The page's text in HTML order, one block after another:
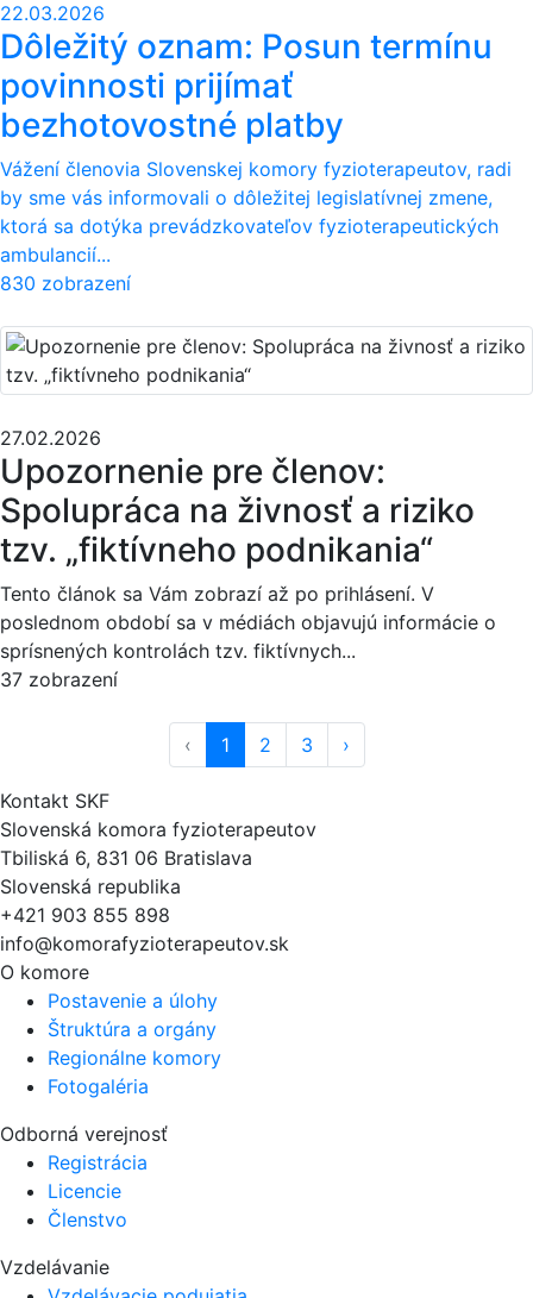
22.03.2026
Dôležitý oznam: Posun termínu
povinnosti prijímať
bezhotovostné platby
Vážení členovia Slovenskej komory fyzioterapeutov, radi
by sme vás informovali o dôležitej legislatívnej zmene,
ktorá sa dotýka prevádzkovateľov fyzioterapeutických
ambulancií...
830 zobrazení
27.02.2026
Upozornenie pre členov:
Spolupráca na živnosť a riziko
tzv. „fiktívneho podnikania“
Tento článok sa Vám zobrazí až po prihlásení. V
poslednom období sa v médiách objavujú informácie o
sprísnených kontrolách tzv. fiktívnych...
37 zobrazení
‹ 1 2 3 ›
Kontakt SKF
Slovenská komora fyzioterapeutov
Tbiliská 6, 831 06 Bratislava
Slovenská republika
+421 903 855 898
info@komorafyzioterapeutov.sk
O komore
Postavenie a úlohy
Štruktúra a orgány
Regionálne komory
Fotogaléria
Odborná verejnosť
Registrácia
Licencie
Členstvo
Vzdelávanie